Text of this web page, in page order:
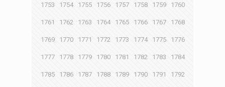
1753 1754 1755 1756 1757 1758 1759 1760
1761 1762 1763 1764 1765 1766 1767 1768
1769 1770 1771 1772 1773 1774 1775 1776
1777 1778 1779 1780 1781 1782 1783 1784
1785 1786 1787 1788 1789 1790 1791 1792